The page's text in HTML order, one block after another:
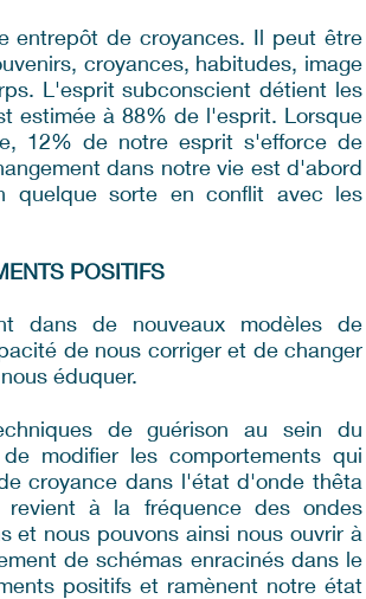
entrepôt de croyances. Il peut être
croyances, habitudes, image
L'esprit subconscient détient les
estimée à 88% de l'esprit. Lorsque
12% de notre esprit s'efforce de
dans notre vie est d'abord
quelque sorte en conflit avec les
POSITIFS
dans de nouveaux modèles de
de nous corriger et de changer
éduquer.
de guérison au sein du
modifier les comportements qui
croyance dans l'état d'onde thêta
revient à la fréquence des ondes
et nous pouvons ainsi nous ouvrir à
de schémas enracinés dans le
positifs et ramènent notre état